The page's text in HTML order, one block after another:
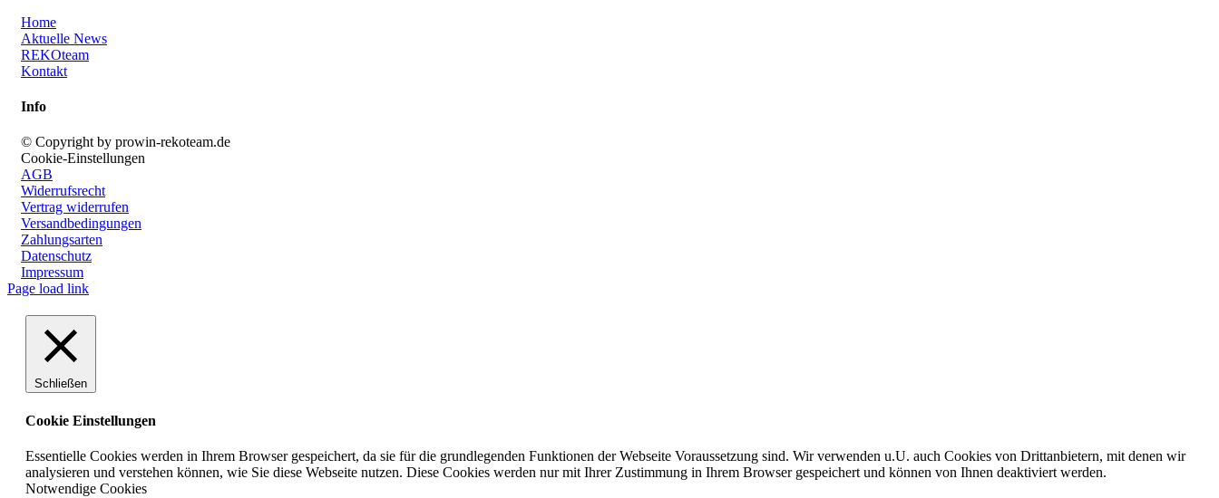
Home
Aktuelle News
REKOteam
Kontakt
Info
© Copyright by prowin-rekoteam.de
Cookie-Einstellungen
AGB
Widerrufsrecht
Vertrag widerrufen
Versandbedingungen
Zahlungsarten
Datenschutz
Impressum
Page load link
Schließen
Cookie Einstellungen
Essentielle Cookies werden in Ihrem Browser gespeichert, da sie für die grundlegenden Funktionen der Webseite Voraussetzung sind. Wir verwenden u.U. auch Cookies von Drittanbietern, mit denen wir
analysieren und verstehen können, wie Sie diese Webseite nutzen. Diese Cookies werden nur mit Ihrer Zustimmung in Ihrem Browser gespeichert und können von Ihnen deaktiviert werden.
Notwendige Cookies